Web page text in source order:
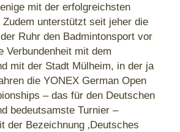
mit der erfolgreichsten
unterstützt seit jeher die
Ruhr den Badmintonsport vor
Verbundenheit mit dem
mit der Stadt Mülheim, in der ja
die YONEX German Open
– das für den Deutschen
bedeutsamste Turnier –
der Bezeichnung ‚Deutsches